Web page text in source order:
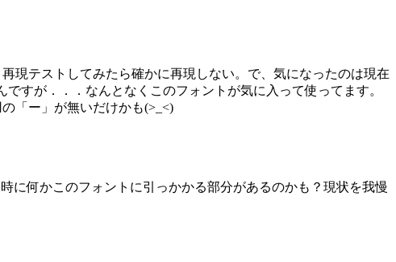
現テストしてみたら確かに再現しない。で、気になったのは現在
すが．．．なんとなくこのフォントが気に入って使ってます。
「ー」が無いだけかも(>_<)
に何かこのフォントに引っかかる部分があるのかも？現状を我慢